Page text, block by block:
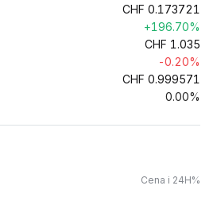
CHF 0.173721
+196.70%
CHF 1.035
-0.20%
CHF 0.999571
0.00%
Cena i 24H%